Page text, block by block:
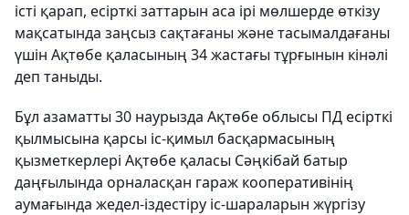
істі қарап, есірткі заттарын аса ірі мөлшерде өткізу
мақсатында заңсыз сақтағаны және тасымалдағаны
үшін Ақтөбе қаласының 34 жастағы тұрғынын кінəлі
деп таныды.
Бұл азаматты 30 наурызда Ақтөбе облысы ПД есірткі
қылмысына қарсы іс-қимыл басқармасының
қызметкерлері Ақтөбе қаласы Сəңкібай батыр
даңғылында орналасқан гараж кооперативінің
аумағында жедел-іздестіру іс-шараларын жүргізу